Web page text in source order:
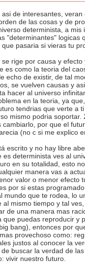
de interesantes,
de las cosas y de
determinista, a
"determinantes"
pasaria si vieras tu
rige por causa y
es como la teoria del
echo de existir, de tal
se vuelven causas y
hacer al universo
en la teoria, ya
tendrias que verte a
mismo podria
por que el
(no c si me explico
escrito y no hay libre
determinista ves al
en su totalidad, esto
manera vas a
valor o menor efecto
por si estas
mundo que te rodea, lo
mismo tiempo y tal
de una manera mas
puedas reproducir y
bang), entonces por
provechoso como:
justos al conocer la
buscar la verdad de
vivir nuestro futuro.